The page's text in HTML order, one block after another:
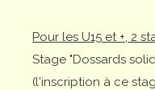
Pour les U15 et +, 2
Stage "Dossards
(l'inscription à ce